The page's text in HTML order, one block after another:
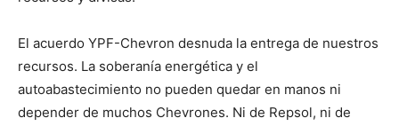
El acuerdo YPF-Chevron desnuda la entrega de nuestros
recursos. La soberanía energética y el
autoabastecimiento no pueden quedar en manos ni
depender de muchos Chevrones. Ni de Repsol, ni de